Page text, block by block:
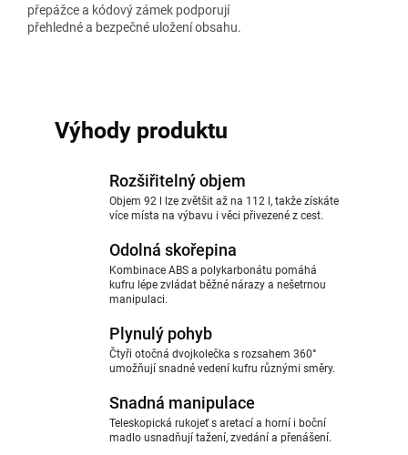
přepážce a kódový zámek podporují
přehledné a bezpečné uložení obsahu.
Výhody produktu
Rozšiřitelný objem
Objem 92 l lze zvětšit až na 112 l, takže získáte
více místa na výbavu i věci přivezené z cest.
Odolná skořepina
Kombinace ABS a polykarbonátu pomáhá
kufru lépe zvládat běžné nárazy a nešetrnou
manipulaci.
Plynulý pohyb
Čtyři otočná dvojkolečka s rozsahem 360°
umožňují snadné vedení kufru různými směry.
Snadná manipulace
Teleskopická rukojeť s aretací a horní i boční
madlo usnadňují tažení, zvedání a přenášení.